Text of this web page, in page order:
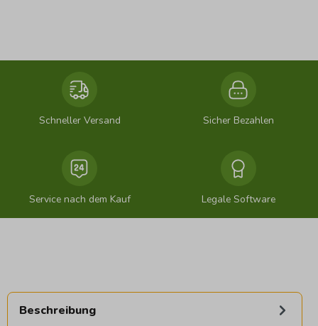
Schneller Versand Sicher Bezahlen
Service nach dem Kauf Legale Software
Beschreibung